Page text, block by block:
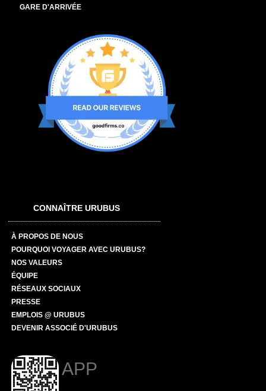
GARE D'ARRIVÉE
CONNAÎTRE URUBUS
À PROPOS DE NOUS
POURQUOI VOYAGER AVEC URUBUS?
NOS VALEURS
ÉQUIPE
RÉSEAUX SOCIAUX
PRESSE
EMPLOIS @ URUBUS
DEVENIR ASSOCIÉ D'URUBUS
APP